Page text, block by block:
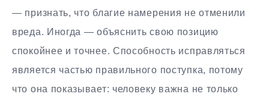
— признать, что благие намерения не отменили
вреда. Иногда — объяснить свою позицию
спокойнее и точнее. Способность исправляться
является частью правильного поступка, потому
что она показывает: человеку важна не только